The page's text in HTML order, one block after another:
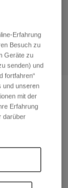
30% OFF
Erfahrung
Besuch zu
Geräte zu
senden) und
fortfahren“
und unseren
mit der
Erfahrung
darüber